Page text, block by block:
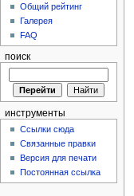
Общий рейтинг
Галерея
FAQ
поиск
инструменты
Ссылки сюда
Связанные правки
Версия для печати
Постоянная ссылка